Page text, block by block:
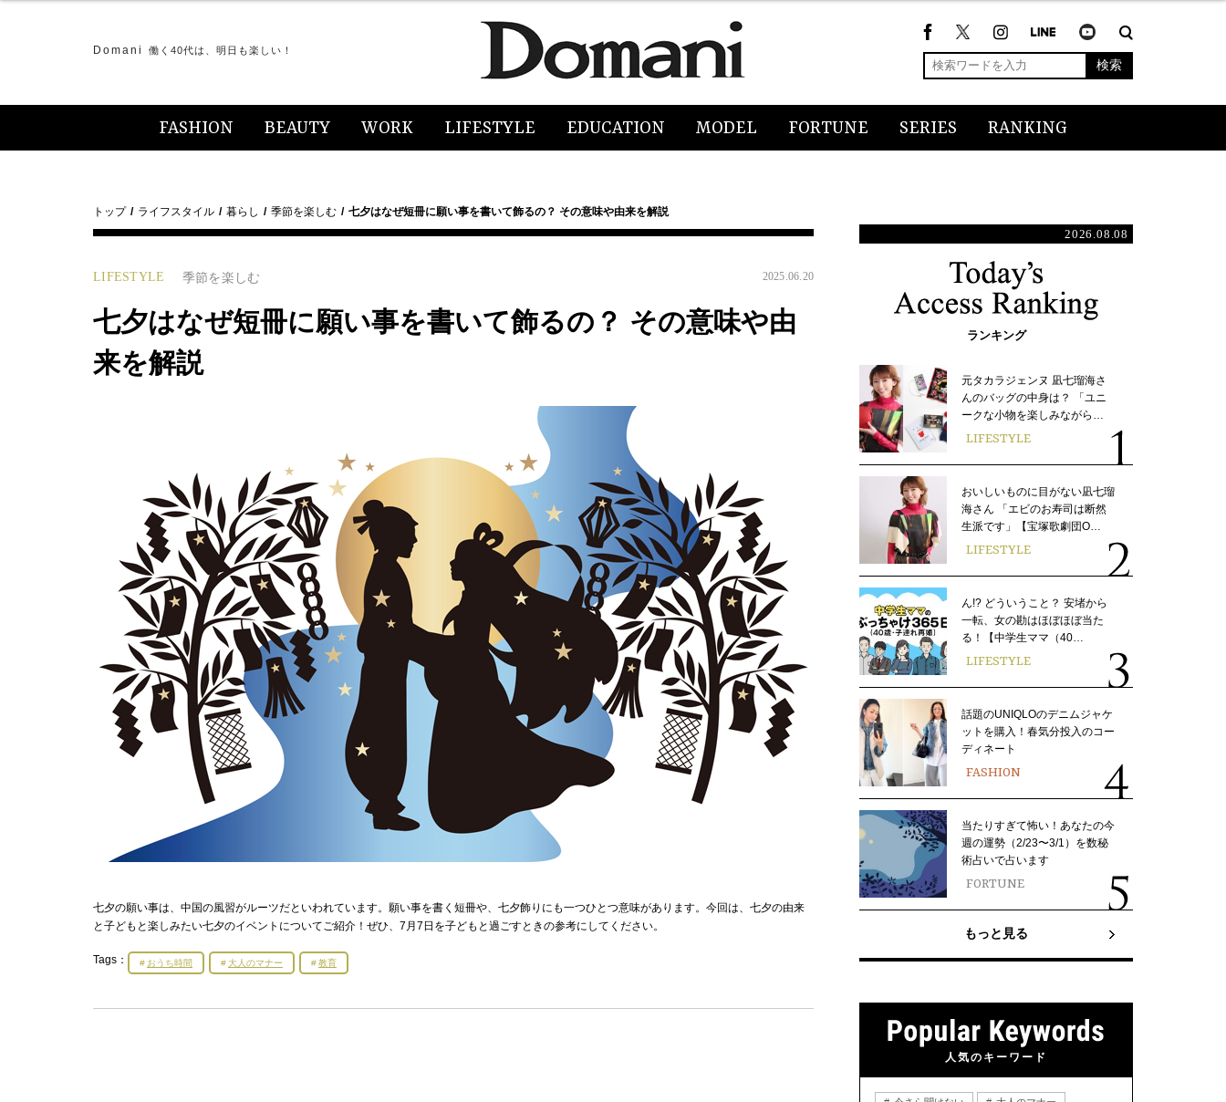
Domani 働く40代は、明日も楽しい！
検索
FASHION BEAUTY WORK LIFESTYLE EDUCATION MODEL FORTUNE SERIES RANKING
トップ ライフスタイル 暮らし 季節を楽しむ 七夕はなぜ短冊に願い事を書いて飾るの？ その意味や由来を解説
LIFESTYLE 季節を楽しむ 2025.06.20
七夕はなぜ短冊に願い事を書いて飾るの？ その意味や由
来を解説
七夕の願い事は、中国の風習がルーツだといわれています。願い事を書く短冊や、七夕飾りにも一つひとつ意味があります。今回は、七夕の由来
と子どもと楽しみたい七夕のイベントについてご紹介！ぜひ、7月7日を子どもと過ごすときの参考にしてください。
Tags： おうち時間 大人のマナー 教育
2026.08.08
ランキング
元タカラジェンヌ 凪七瑠海さ
んのバッグの中身は？ 「ユニ
ークな小物を楽しみながら…
LIFESTYLE
おいしいものに目がない凪七瑠
海さん 「エビのお寿司は断然
生派です」【宝塚歌劇団O…
LIFESTYLE
ん!? どういうこと？ 安堵から
一転、女の勘はほぼほぼ当た
る！【中学生ママ（40…
LIFESTYLE
話題のUNIQLOのデニムジャケ
ットを購入！春気分投入のコー
ディネート
FASHION
当たりすぎて怖い！あなたの今
週の運勢（2/23〜3/1）を数秘
術占いで占います
FORTUNE
もっと見る
人気のキーワード